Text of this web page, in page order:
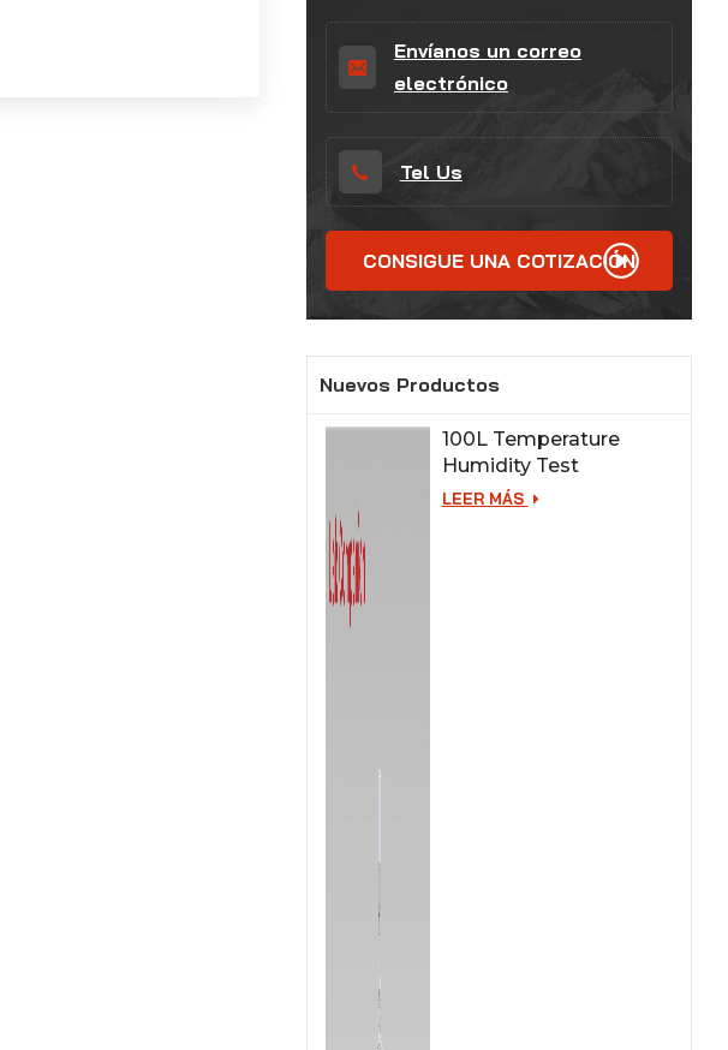
中文
Envíanos un correo
electrónico
Tel Us
CONSIGUE UNA COTIZACIÓN
Nuevos Productos
100L Temperature
Humidity Test
Chamber for Lab
LEER MÁS